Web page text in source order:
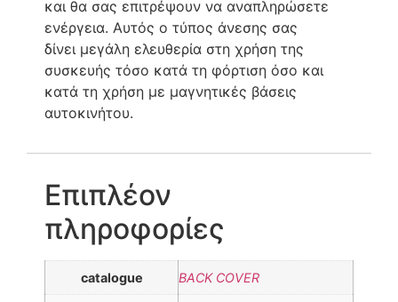
και θα σας επιτρέψουν να αναπληρώσετε
ενέργεια. Αυτός ο τύπος άνεσης σας
δίνει μεγάλη ελευθερία στη χρήση της
συσκευής τόσο κατά τη φόρτιση όσο και
κατά τη χρήση με μαγνητικές βάσεις
αυτοκινήτου.
Επιπλέον
πληροφορίες
catalogue BACK COVER